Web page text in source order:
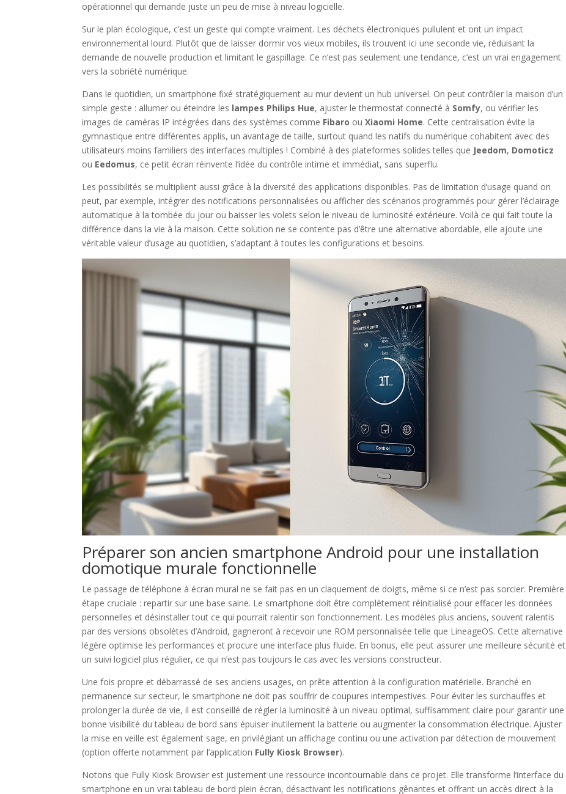
opérationnel qui demande juste un peu de mise à niveau logicielle.
Sur le plan écologique, c’est un geste qui compte vraiment. Les déchets électroniques pullulent et ont un impact
environnemental lourd. Plutôt que de laisser dormir vos vieux mobiles, ils trouvent ici une seconde vie, réduisant la
demande de nouvelle production et limitant le gaspillage. Ce n’est pas seulement une tendance, c’est un vrai engagement
vers la sobriété numérique.
Dans le quotidien, un smartphone fixé stratégiquement au mur devient un hub universel. On peut contrôler la maison d’un
simple geste : allumer ou éteindre les lampes Philips Hue, ajuster le thermostat connecté à Somfy, ou vérifier les
images de caméras IP intégrées dans des systèmes comme Fibaro ouXiaomi Home. Cette centralisation évite la
gymnastique entre différentes applis, un avantage de taille, surtout quand les natifs du numérique cohabitent avec des
utilisateurs moins familiers des interfaces multiples ! Combiné à des plateformes solides telles que Jeedom, Domoticz
ou Eedomus, ce petit écran réinvente l’idée du contrôle intime et immédiat, sans superflu.
Les possibilités se multiplient aussi grâce à la diversité des applications disponibles. Pas de limitation d’usage quand on
peut, par exemple, intégrer des notifications personnalisées ou afficher des scénarios programmés pour gérer l’éclairage
automatique à la tombée du jour ou baisser les volets selon le niveau de luminosité extérieure. Voilà ce qui fait toute la
différence dans la vie à la maison. Cette solution ne se contente pas d’être une alternative abordable, elle ajoute une
véritable valeur d’usage au quotidien, s’adaptant à toutes les configurations et besoins.
Préparer son ancien smartphone Android pour une installation
domotique murale fonctionnelle
Le passage de téléphone à écran mural ne se fait pas en un claquement de doigts, même si ce n’est pas sorcier. Première
étape cruciale : repartir sur une base saine. Le smartphone doit être complètement réinitialisé pour effacer les données
personnelles et désinstaller tout ce qui pourrait ralentir son fonctionnement. Les modèles plus anciens, souvent ralentis
par des versions obsolètes d’Android, gagneront à recevoir une ROM personnalisée telle que LineageOS. Cette alternative
légère optimise les performances et procure une interface plus fluide. En bonus, elle peut assurer une meilleure sécurité et
un suivi logiciel plus régulier, ce qui n’est pas toujours le cas avec les versions constructeur.
Une fois propre et débarrassé de ses anciens usages, on prête attention à la configuration matérielle. Branché en
permanence sur secteur, le smartphone ne doit pas souffrir de coupures intempestives. Pour éviter les surchauffes et
prolonger la durée de vie, il est conseillé de régler la luminosité à un niveau optimal, suffisamment claire pour garantir une
bonne visibilité du tableau de bord sans épuiser inutilement la batterie ou augmenter la consommation électrique. Ajuster
la mise en veille est également sage, en privilégiant un affichage continu ou une activation par détection de mouvement
(option offerte notamment par l’application Fully Kiosk Browser).
Notons que Fully Kiosk Browser est justement une ressource incontournable dans ce projet. Elle transforme l’interface du
smartphone en un vrai tableau de bord plein écran, désactivant les notifications gênantes et offrant un accès direct à la